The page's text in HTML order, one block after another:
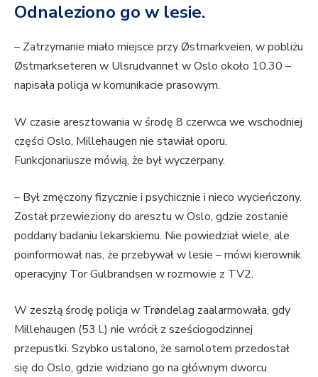
Odnaleziono go w lesie.
– Zatrzymanie miało miejsce przy Østmarkveien, w pobliżu
Østmarkseteren w Ulsrudvannet w Oslo około 10.30 –
napisała policja w komunikacie prasowym.
W czasie aresztowania w środę 8 czerwca we wschodniej
części Oslo, Millehaugen nie stawiał oporu.
Funkcjonariusze mówią, że był wyczerpany.
– Był zmęczony fizycznie i psychicznie i nieco wycieńczony.
Został przewieziony do aresztu w Oslo, gdzie zostanie
poddany badaniu lekarskiemu. Nie powiedział wiele, ale
poinformował nas, że przebywał w lesie – mówi kierownik
operacyjny Tor Gulbrandsen w rozmowie z TV2.
W zeszłą środę policja w Trøndelag zaalarmowała, gdy
Millehaugen (53 l.) nie wrócił z sześciogodzinnej
przepustki. Szybko ustalono, że samolotem przedostał
się do Oslo, gdzie widziano go na głównym dworcu